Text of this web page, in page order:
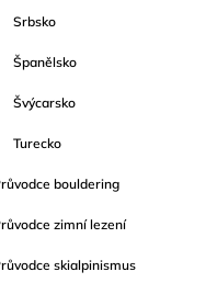
Srbsko
Španělsko
Švýcarsko
Turecko
bouldering
zimní lezení
skialpinismus